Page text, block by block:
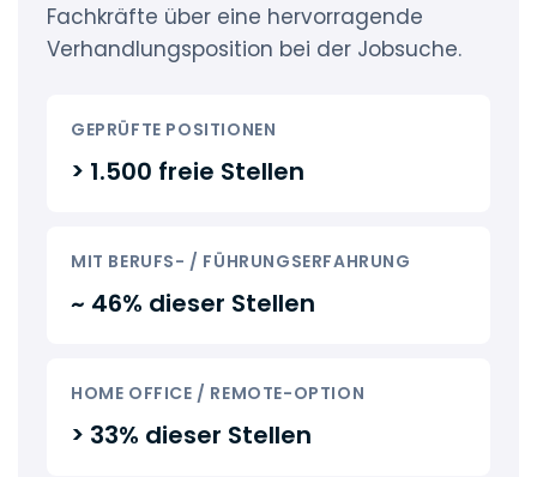
Fachkräfte über eine hervorragende
Verhandlungsposition bei der Jobsuche.
GEPRÜFTE POSITIONEN
> 1.500 freie Stellen
MIT BERUFS- / FÜHRUNGSERFAHRUNG
~ 46% dieser Stellen
HOME OFFICE / REMOTE-OPTION
> 33% dieser Stellen